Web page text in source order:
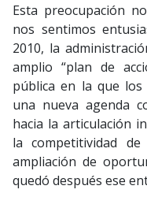
Esta preocupación
nos sentimos
2010, la
amplio “plan de
pública en la que los
una nueva agenda
hacia la articulación
la competitividad
ampliación de
quedó después ese